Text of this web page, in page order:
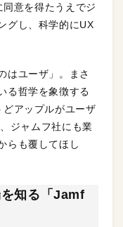
意を得たうえでジ
グし、科学的にUX
はユーザ」。まさ
る哲学を象徴する
アップルがユーザ
ジャムフ社にも業
らも覆してほし
知る「Jamf